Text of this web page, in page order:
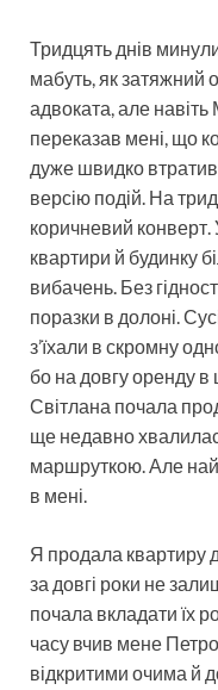
Тридцять днів
мабуть, як затяжний
адвоката, але
переказав мені, що
дуже швидко
версію подій. На
коричневий конверт.
квартири й будинку
вибачень. Без
поразки в долоні.
з’їхали в скромну
бо на довгу оренду в
Світлана почала
ще недавно
маршруткою. Але
в мені.
Я продала квартиру
за довгі роки не
почала вкладати їх
часу вчив мене
відкритими очима й